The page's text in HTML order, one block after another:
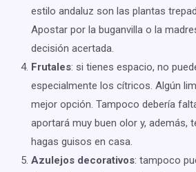
estilo andaluz son las plantas
Apostar por la buganvilla o la
decisión acertada.
Frutales: si tienes espacio, no
especialmente los cítricos. Algún
mejor opción. Tampoco debería
aportará muy buen olor y, además,
hagas guisos en casa.
Azulejos decorativos: tampoco